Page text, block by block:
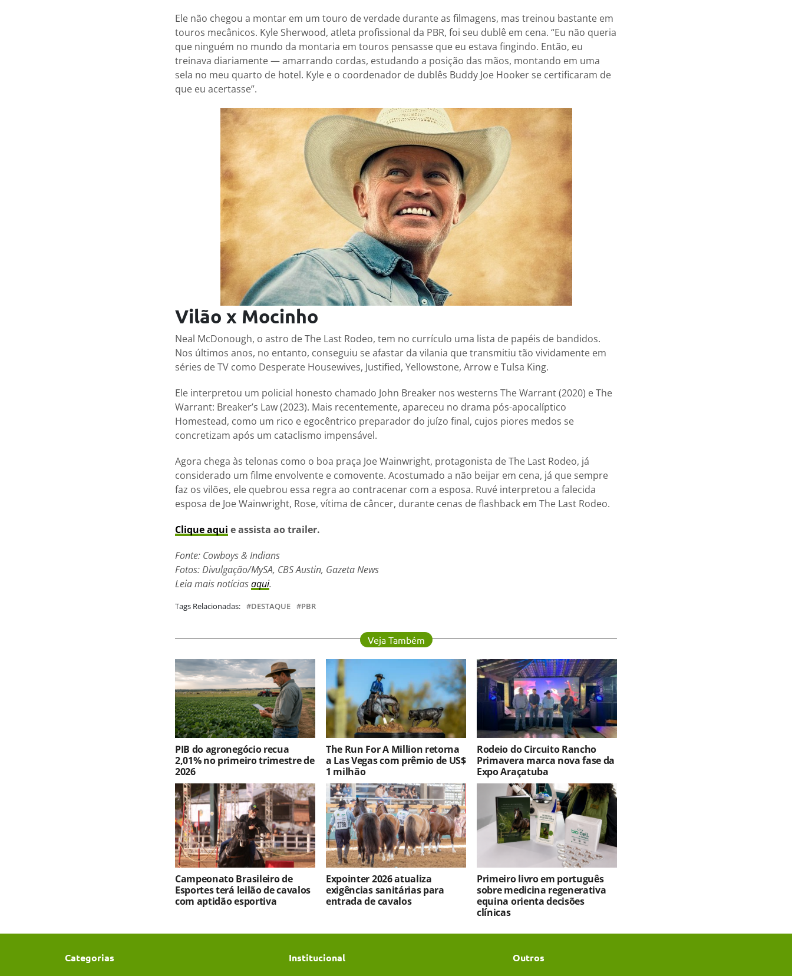
Ele não chegou a montar em um touro de verdade durante as filmagens, mas treinou bastante em
touros mecânicos. Kyle Sherwood, atleta profissional da PBR, foi seu dublê em cena. “Eu não queria
que ninguém no mundo da montaria em touros pensasse que eu estava fingindo. Então, eu
treinava diariamente — amarrando cordas, estudando a posição das mãos, montando em uma
sela no meu quarto de hotel. Kyle e o coordenador de dublês Buddy Joe Hooker se certificaram de
que eu acertasse”.
Vilão x Mocinho
Neal McDonough, o astro de The Last Rodeo, tem no currículo uma lista de papéis de bandidos.
Nos últimos anos, no entanto, conseguiu se afastar da vilania que transmitiu tão vividamente em
séries de TV como Desperate Housewives, Justified, Yellowstone, Arrow e Tulsa King.
Ele interpretou um policial honesto chamado John Breaker nos westerns The Warrant (2020) e The
Warrant: Breaker’s Law (2023). Mais recentemente, apareceu no drama pós-apocalíptico
Homestead, como um rico e egocêntrico preparador do juízo final, cujos piores medos se
concretizam após um cataclismo impensável.
Agora chega às telonas como o boa praça Joe Wainwright, protagonista de The Last Rodeo, já
considerado um filme envolvente e comovente. Acostumado a não beijar em cena, já que sempre
faz os vilões, ele quebrou essa regra ao contracenar com a esposa. Ruvé interpretou a falecida
esposa de Joe Wainwright, Rose, vítima de câncer, durante cenas de flashback em The Last Rodeo.
Clique aqui e assista ao trailer.
Fonte: Cowboys & Indians
Fotos: Divulgação/MySA, CBS Austin, Gazeta News
Leia mais notíciasaqui.
Tags Relacionadas: DESTAQUE PBR
Veja Também
PIB do agronegócio recua
2,01% no primeiro trimestre de
2026
The Run For A Million retorna
a Las Vegas com prêmio de US$
1 milhão
Rodeio do Circuito Rancho
Primavera marca nova fase da
Expo Araçatuba
Campeonato Brasileiro de
Esportes terá leilão de cavalos
com aptidão esportiva
Expointer 2026 atualiza
exigências sanitárias para
entrada de cavalos
Primeiro livro em português
sobre medicina regenerativa
equina orienta decisões
clínicas
Categorias Institucional Outros